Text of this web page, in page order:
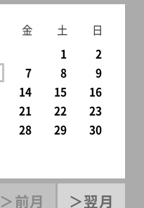
金 土 日
1
2
7 8
9
14 15
16
21 22
23
28 29
30
＞前月 ＞翌月